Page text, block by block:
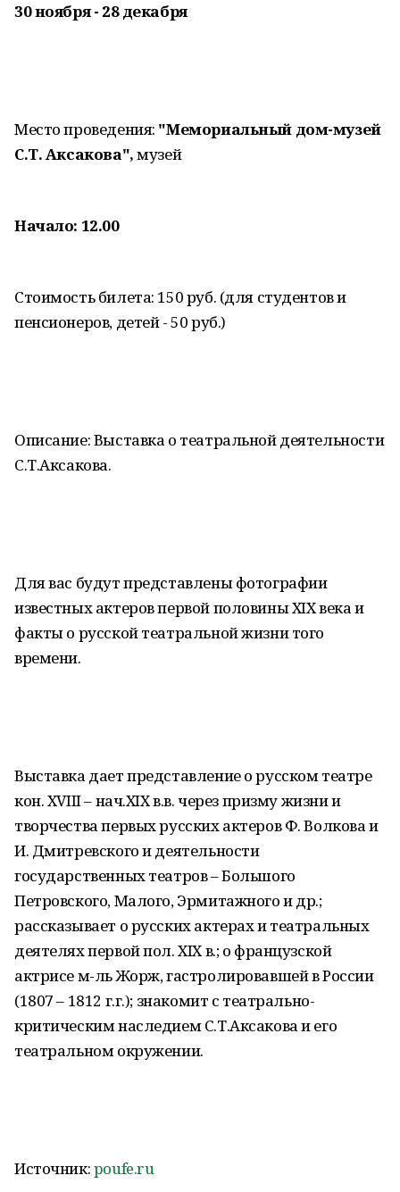
30 ноября - 28 декабря
Место проведения: "Мемориальный дом-музей
С.Т. Аксакова",музей
Начало: 12.00
Стоимость билета: 150 руб. (для студентов и
пенсионеров, детей - 50 руб.)
Описание: Выставка о театральной деятельности
С.Т.Аксакова.
Для вас будут представлены фотографии
известных актеров первой половины XIX века и
факты о русской театральной жизни того
времени.
Выставка дает представление о русском театре
кон. XVIII – нач.XIX в.в. через призму жизни и
творчества первых русских актеров Ф. Волкова и
И. Дмитревского и деятельности
государственных театров – Большого
Петровского, Малого, Эрмитажного и др.;
рассказывает о русских актерах и театральных
деятелях первой пол. XIX в.; о французской
актрисе м-ль Жорж, гастролировавшей в России
(1807 – 1812 г.г.); знакомит с театрально-
критическим наследием С.Т.Аксакова и его
театральном окружении.
Источник:poufe.ru